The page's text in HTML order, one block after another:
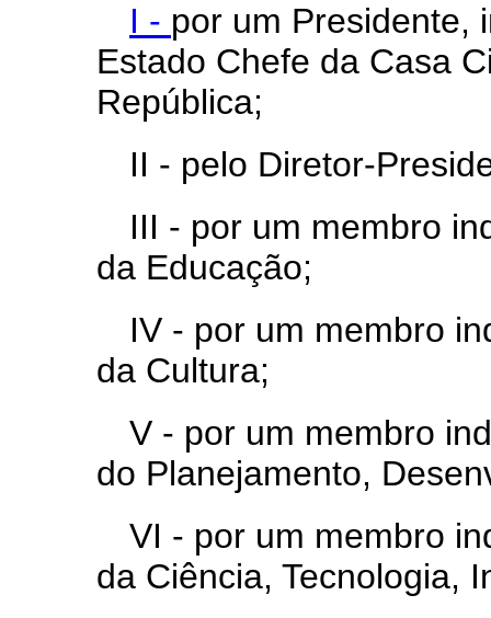
I - por um Presidente,
Estado Chefe da Casa
República;
II - pelo Diretor-
III - por um membro
da Educação;
IV - por um membro
da Cultura;
V - por um membro
do Planejamento,
VI - por um membro
da Ciência, Tecnologia,